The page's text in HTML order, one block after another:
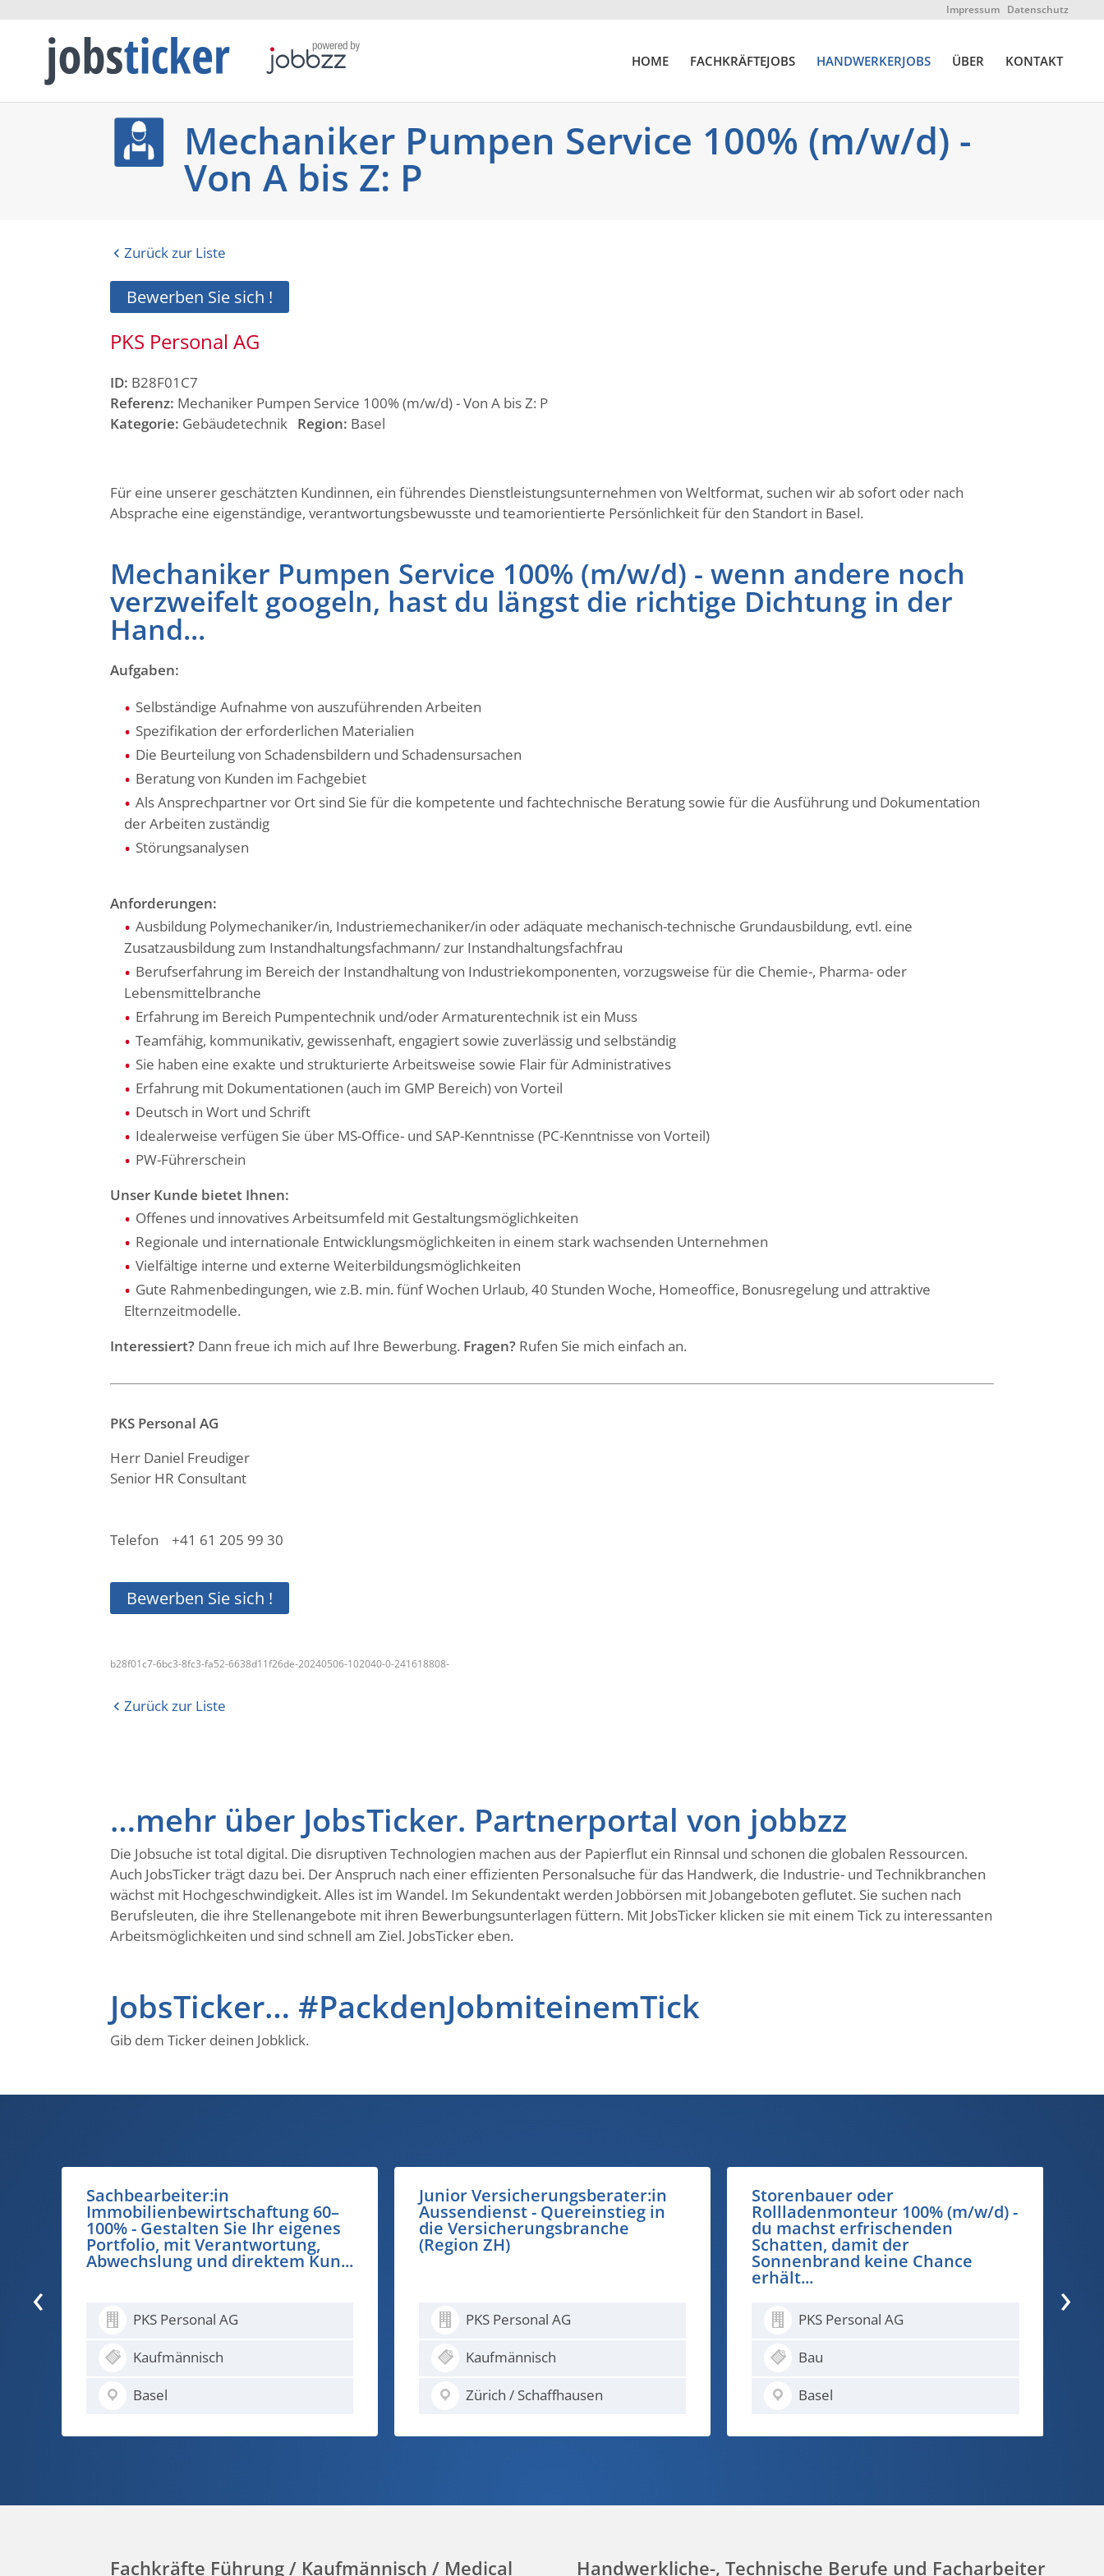
Impressum Datenschutz
HOME FACHKRÄFTEJOBS HANDWERKERJOBS ÜBER KONTAKT
Mechaniker Pumpen Service 100% (m/w/d) -
Von A bis Z: P
Zurück zur Liste
Bewerben Sie sich !
PKS Personal AG
ID: B28F01C7
Referenz: Mechaniker Pumpen Service 100% (m/w/d) - Von A bis Z: P
Kategorie: Gebäudetechnik Region: Basel
Für eine unserer geschätzten Kundinnen, ein führendes Dienstleistungsunternehmen von Weltformat, suchen wir ab sofort oder nach
Absprache eine eigenständige, verantwortungsbewusste und teamorientierte Persönlichkeit für den Standort in Basel.
Mechaniker Pumpen Service 100% (m/w/d) - wenn andere noch
verzweifelt googeln, hast du längst die richtige Dichtung in der
Hand...
Aufgaben:
Selbständige Aufnahme von auszuführenden Arbeiten
Spezifikation der erforderlichen Materialien
Die Beurteilung von Schadensbildern und Schadensursachen
Beratung von Kunden im Fachgebiet
Als Ansprechpartner vor Ort sind Sie für die kompetente und fachtechnische Beratung sowie für die Ausführung und Dokumentation
der Arbeiten zuständig
Störungsanalysen
Anforderungen:
Ausbildung Polymechaniker/in, Industriemechaniker/in oder adäquate mechanisch-technische Grundausbildung, evtl. eine
Zusatzausbildung zum Instandhaltungsfachmann/ zur Instandhaltungsfachfrau
Berufserfahrung im Bereich der Instandhaltung von Industriekomponenten, vorzugsweise für die Chemie-, Pharma- oder
Lebensmittelbranche
Erfahrung im Bereich Pumpentechnik und/oder Armaturentechnik ist ein Muss
Teamfähig, kommunikativ, gewissenhaft, engagiert sowie zuverlässig und selbständig
Sie haben eine exakte und strukturierte Arbeitsweise sowie Flair für Administratives
Erfahrung mit Dokumentationen (auch im GMP Bereich) von Vorteil
Deutsch in Wort und Schrift
Idealerweise verfügen Sie über MS-Office- und SAP-Kenntnisse (PC-Kenntnisse von Vorteil)
PW-Führerschein
Unser Kunde bietet Ihnen:
Offenes und innovatives Arbeitsumfeld mit Gestaltungsmöglichkeiten
Regionale und internationale Entwicklungsmöglichkeiten in einem stark wachsenden Unternehmen
Vielfältige interne und externe Weiterbildungsmöglichkeiten
Gute Rahmenbedingungen, wie z.B. min. fünf Wochen Urlaub, 40 Stunden Woche, Homeoffice, Bonusregelung und attraktive
Elternzeitmodelle.
Interessiert? Dann freue ich mich auf Ihre Bewerbung. Fragen? Rufen Sie mich einfach an.
PKS Personal AG
Herr Daniel Freudiger
Senior HR Consultant
Telefon +41 61 205 99 30
Bewerben Sie sich !
b28f01c7-6bc3-8fc3-fa52-6638d11f26de-20240506-102040-0-241618808-
Zurück zur Liste
…mehr über JobsTicker. Partnerportal von jobbzz
Die Jobsuche ist total digital. Die disruptiven Technologien machen aus der Papierflut ein Rinnsal und schonen die globalen Ressourcen.
Auch JobsTicker trägt dazu bei. Der Anspruch nach einer effizienten Personalsuche für das Handwerk, die Industrie- und Technikbranchen
wächst mit Hochgeschwindigkeit. Alles ist im Wandel. Im Sekundentakt werden Jobbörsen mit Jobangeboten geflutet. Sie suchen nach
Berufsleuten, die ihre Stellenangebote mit ihren Bewerbungsunterlagen füttern. Mit JobsTicker klicken sie mit einem Tick zu interessanten
Arbeitsmöglichkeiten und sind schnell am Ziel. JobsTicker eben.
JobsTicker… #PackdenJobmiteinemTick
Gib dem Ticker deinen Jobklick.
Junior Versicherungsberater:in
Aussendienst - Quereinstieg in
die Versicherungsbranche
(Region ZH)
PKS Personal AG
Kaufmännisch
Zürich / Schaffhausen
Storenbauer oder
Rollladenmonteur 100% (m/w/d) -
du machst erfrischenden
Schatten, damit der
Sonnenbrand keine Chance
PKS Personal AG
Bau
Basel
Disponent National 100%
(m/w/d) - du planst Logistik so
logisch, dass die Geografie nicht
auf der Strecke bleibt...
PKS Personal AG
Logistik / Spedition
Basel
‹ ›
Fachkräfte Führung / Kaufmännisch / Medical Handwerkliche-, Technische Berufe und Facharbeiter